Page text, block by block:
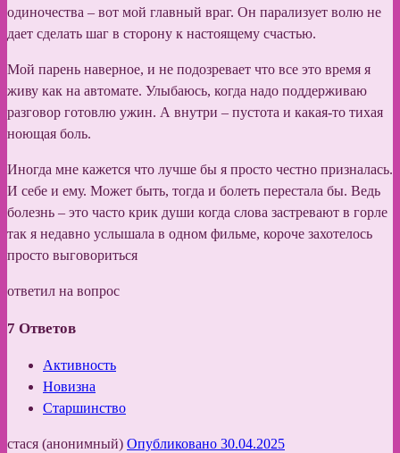
одиночества – вот мой главный враг. Он парализует волю не
дает сделать шаг в сторону к настоящему счастью.
Мой парень наверное, и не подозревает что все это время я
живу как на автомате. Улыбаюсь, когда надо поддерживаю
разговор готовлю ужин. А внутри – пустота и какая-то тихая
ноющая боль.
Иногда мне кажется что лучше бы я просто честно призналась.
И себе и ему. Может быть, тогда и болеть перестала бы. Ведь
болезнь – это часто крик души когда слова застревают в горле
так я недавно услышала в одном фильме, короче захотелось
просто выговориться
ответил на вопрос
7 Ответов
Активность
Новизна
Старшинство
стася (анонимный) Опубликовано 30.04.2025